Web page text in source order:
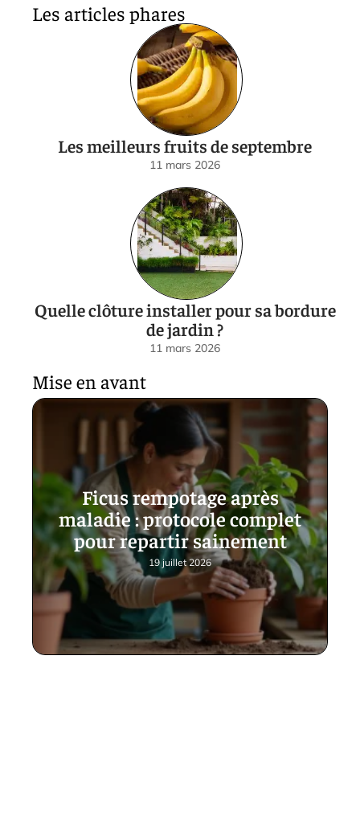
Les articles phares
Les meilleurs fruits de septembre
11 mars 2026
Quelle clôture installer pour sa bordure
de jardin ?
11 mars 2026
Mise en avant
Ficus rempotage après
maladie : protocole complet
pour repartir sainement
19 juillet 2026